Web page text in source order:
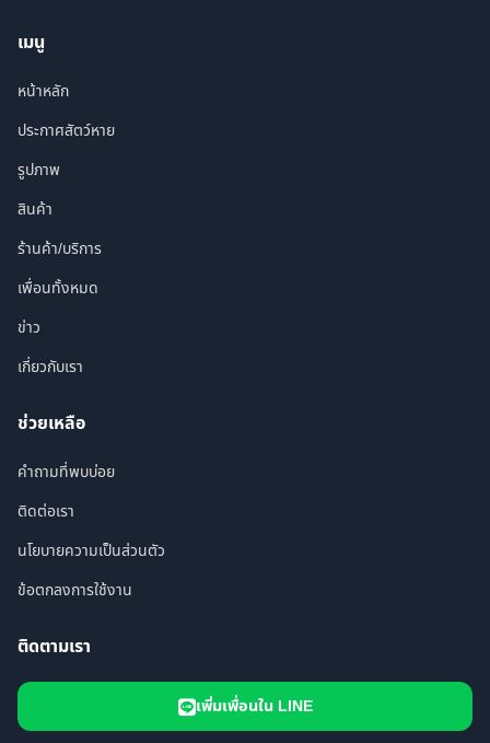
เมนู
หน้าหลัก
ประกาศสัตว์หาย
รูปภาพ
สินค้า
ร้านค้า/บริการ
เพื่อนทั้งหมด
ข่าว
เกี่ยวกับเรา
ช่วยเหลือ
คำถามที่พบบ่อย
ติดต่อเรา
นโยบายความเป็นส่วนตัว
ข้อตกลงการใช้งาน
ติดตามเรา
เพิ่มเพื่อนใน LINE